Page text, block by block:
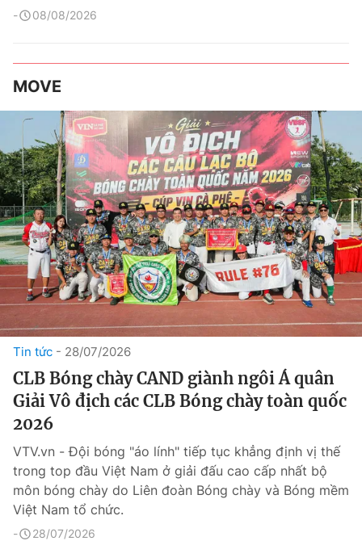
08/08/2026
MOVE
Tin tức 28/07/2026
CLB Bóng chày CAND giành ngôi Á quân
Giải Vô địch các CLB Bóng chày toàn quốc
2026
VTV.vn - Đội bóng "áo lính" tiếp tục khẳng định vị thế
trong top đầu Việt Nam ở giải đấu cao cấp nhất bộ
môn bóng chày do Liên đoàn Bóng chày và Bóng mềm
Việt Nam tổ chức.
28/07/2026